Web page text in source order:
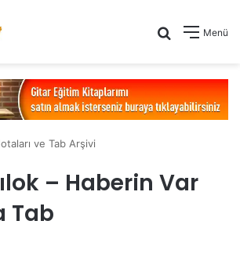
Menü
Arama yap
ve Tab Arşivi
– Haberin Var
Tab